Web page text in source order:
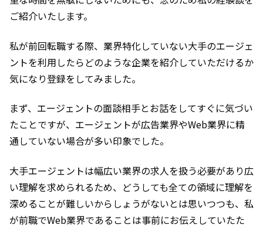
ご紹介いたします。
私が前回転職する際、業界特化していない大手のエージェ
ントを利用したらどのような企業を紹介していただけるか
気になり登録をしてみました。
まず、エージェントの面談相手とお話をしてすぐに気づい
たことですが、エージェントが広告業界やWeb業界に精
通していない場合が多い印象でした。
大手エージェントは幅広い業界の求人を扱う必要があり広
い理解を求められるため、どうしても全ての領域に理解を
深めることが難しいからしょうがないとは思いつつも、私
が前職でWeb業界であることは事前にお伝えしていたた